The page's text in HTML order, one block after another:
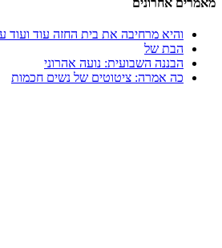
והיא מרחיבה את בית החזה עוד ועוד
הבת של
הבננה השבועית: נועה אהרוני
כה אמרה: ציטוטים של נשים חכמות